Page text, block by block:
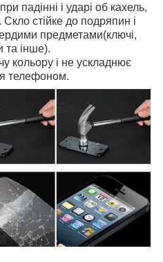
падінні і ударі об кахель,
Скло стійке до подряпин і
предметами(ключі,
та інше).
кольору і не ускладнює
телефоном.